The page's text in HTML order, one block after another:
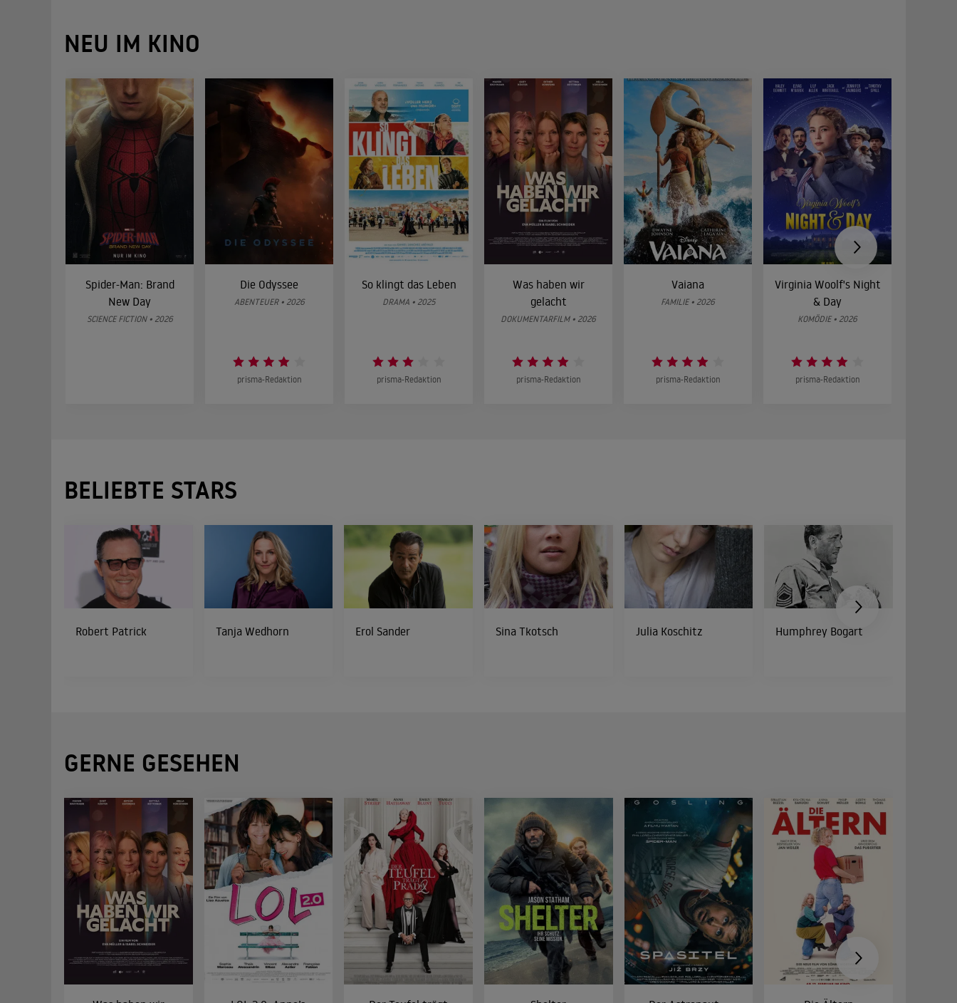
NEU IM KINO
Spider-Man: Brand
New Day
SCIENCE FICTION • 2026
Die Odyssee
ABENTEUER • 2026
prisma-Redaktion
So klingt das Leben
DRAMA • 2025
prisma-Redaktion
Was haben wir
gelacht
DOKUMENTARFILM • 2026
prisma-Redaktion
Vaiana
FAMILIE • 2026
prisma-Redaktion
Virginia Woolf's Night
& Day
KOMÖDIE • 2026
prisma-Redaktion
BELIEBTE STARS
Robert Patrick Tanja Wedhorn Erol Sander Sina Tkotsch Julia Koschitz Humphrey Bogart
GERNE GESEHEN